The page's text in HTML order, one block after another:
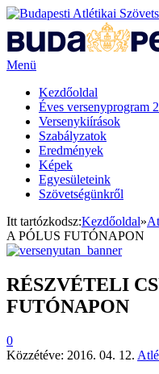
Menü
Kezdőoldal
Éves versenyprogram
Versenykiírások
Szabályzatok
Eredmények
Képek
Egyesületeink
Szövetségünkről
Itt tartózkodsz:Kezdőoldal»
A PÓLUS FUTÓNAPON
RÉSZVÉTELI
FUTÓNAPON
0
Közzétéve: 2016. 04. 12.